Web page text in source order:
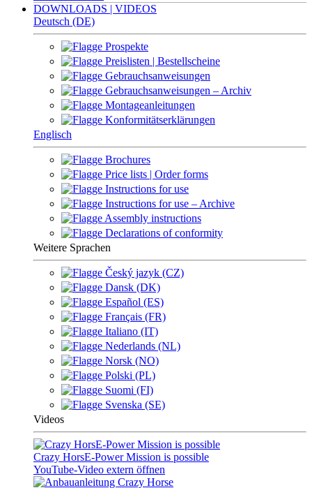
DOWNLOADS | VIDEOS
Deutsch (DE)
Prospekte
Preislisten | Bestellscheine
Gebrauchsanweisungen
Gebrauchsanweisungen – Archiv
Montageanleitungen
Konformitätserklärungen
Englisch
Brochures
Price lists | Order forms
Instructions for use
Instructions for use – Archive
Assembly instructions
Declarations of conformity
Weitere Sprachen
Český jazyk (CZ)
Dansk (DK)
Español (ES)
Français (FR)
Italiano (IT)
Nederlands (NL)
Norsk (NO)
Polski (PL)
Suomi (FI)
Svenska (SE)
Videos
Crazy HorsE-Power Mission is possible
YouTube-Video extern öffnen